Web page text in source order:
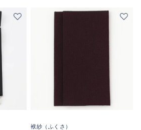
袱紗（ふくさ）